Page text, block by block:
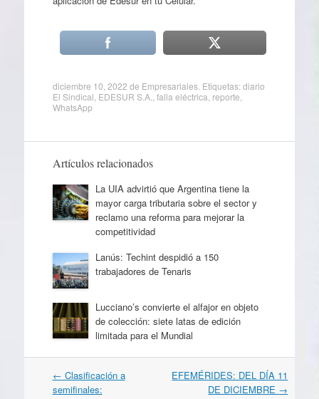
diciembre 10, 2022 de Empresariales. Etiquetas:diario
El Sindical EDESUR S.A. falla eléctrica reporte
WhatsApp
Artículos relacionados
La UIA advirtió que Argentina tiene la
mayor carga tributaria sobre el sector y
reclamo una reforma para mejorar la
competitividad
Lanús: Techint despidió a 150
trabajadores de Tenaris
Lucciano’s convierte el alfajor en objeto
de colección: siete latas de edición
limitada para el Mundial
Navegación
por
← Clasificación a
semifinales:
EFEMÉRIDES: DEL DÍA 11
DE DICIEMBRE →